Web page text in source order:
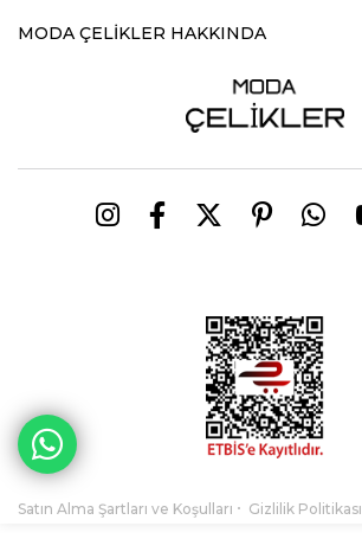
MODA ÇELİKLER HAKKINDA
Satın Alma Şartları ve Koşulları Gizlilik Politikası